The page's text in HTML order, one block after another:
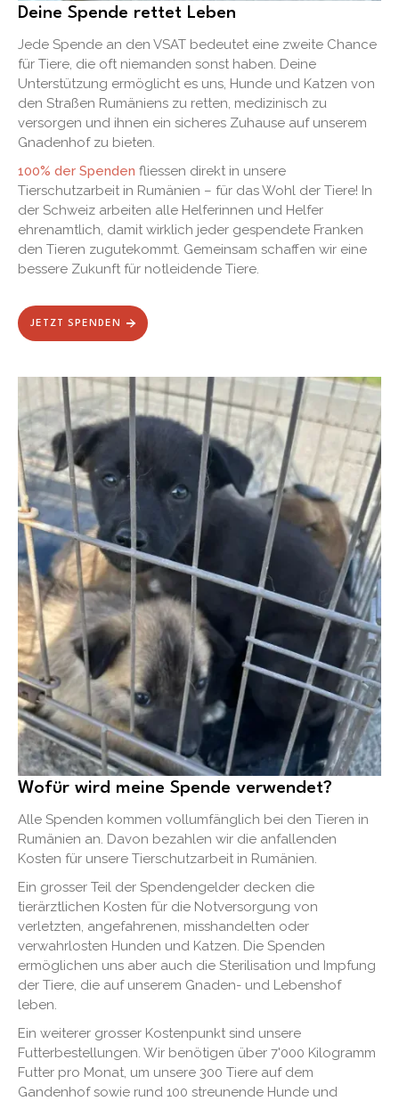
Deine Spende rettet Leben
Jede Spende an den VSAT bedeutet eine zweite Chance
für Tiere, die oft niemanden sonst haben. Deine
Unterstützung ermöglicht es uns, Hunde und Katzen von
den Straßen Rumäniens zu retten, medizinisch zu
versorgen und ihnen ein sicheres Zuhause auf unserem
Gnadenhof zu bieten.
100% der Spenden fliessen direkt in unsere
Tierschutzarbeit in Rumänien – für das Wohl der Tiere! In
der Schweiz arbeiten alle Helferinnen und Helfer
ehrenamtlich, damit wirklich jeder gespendete Franken
den Tieren zugutekommt. Gemeinsam schaffen wir eine
bessere Zukunft für notleidende Tiere.
JETZT SPENDEN
Wofür wird meine Spende verwendet?
Alle Spenden kommen vollumfänglich bei den Tieren in
Rumänien an. Davon bezahlen wir die anfallenden
Kosten für unsere Tierschutzarbeit in Rumänien.
Ein grosser Teil der Spendengelder decken die
tierärztlichen Kosten für die Notversorgung von
verletzten, angefahrenen, misshandelten oder
verwahrlosten Hunden und Katzen. Die Spenden
ermöglichen uns aber auch die Sterilisation und Impfung
der Tiere, die auf unserem Gnaden- und Lebenshof
leben.
Ein weiterer grosser Kostenpunkt sind unsere
Futterbestellungen. Wir benötigen über 7'000 Kilogramm
Futter pro Monat, um unsere 300 Tiere auf dem
Gandenhof sowie rund 100 streunende Hunde und